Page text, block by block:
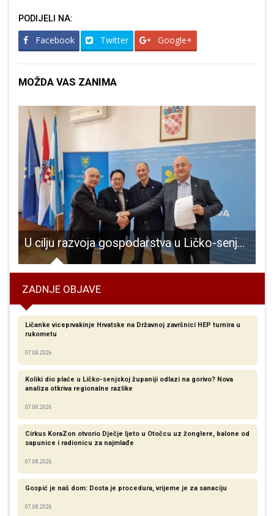
PODIJELI NA:
Facebook Twitter Google+
MOŽDA VAS ZANIMA
U cilju razvoja gospodarstva u Ličko-senjskoj županiji, suradnja i na međunarodnom planu
ZADNJE OBJAVE
Ličanke viceprvakinje Hrvatske na Državnoj završnici HEP turnira u
rukometu
07.08.2026
Koliki dio plaće u Ličko-senjskoj županiji odlazi na gorivo? Nova
analiza otkriva regionalne razlike​
07.08.2026
Cirkus KoraZon otvorio Dječje ljeto u Otočcu uz žonglere, balone od
sapunice i radionicu za najmlađe
07.08.2026
Gospić je naš dom: Dosta je procedura, vrijeme je za sanaciju
07.08.2026